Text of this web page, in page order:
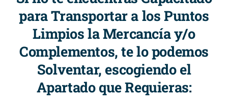
para Transportar a los Puntos
Limpios la Mercancía y/o
Complementos, te lo podemos
Solventar, escogiendo el
Apartado que Requieras: